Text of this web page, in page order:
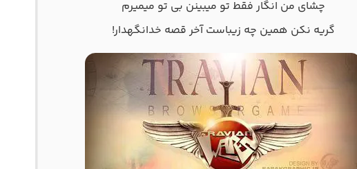
چشای من انگار فقط تو میبینن بی تو میمیرم
گریه نكن همین چه زیباست آخر قصه خدانگهدار!